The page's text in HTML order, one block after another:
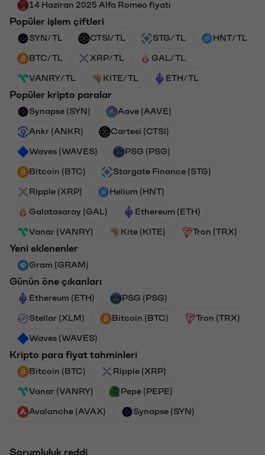
14 Haziran 2025 Alfa Romeo fiyatı
Popüler işlem çiftleri
SYN/TL CTSI/TL STG/TL HNT/TL
BTC/TL XRP/TL GAL/TL
VANRY/TL KITE/TL ETH/TL
Popüler kripto paralar
Synapse (SYN) Aave (AAVE)
Ankr (ANKR) Cartesi (CTSI)
Waves (WAVES) PSG (PSG)
Bitcoin (BTC) Stargate Finance (STG)
Ripple (XRP) Helium (HNT)
Galatasaray (GAL) Ethereum (ETH)
Vanar (VANRY) Kite (KITE) Tron (TRX)
Yeni eklenenler
Gram (GRAM)
Günün öne çıkanları
Ethereum (ETH) PSG (PSG)
Stellar (XLM) Bitcoin (BTC) Tron (TRX)
Waves (WAVES)
Kripto para fiyat tahminleri
Bitcoin (BTC) Ripple (XRP)
Vanar (VANRY) Pepe (PEPE)
Avalanche (AVAX) Synapse (SYN)
Sorumluluk reddi